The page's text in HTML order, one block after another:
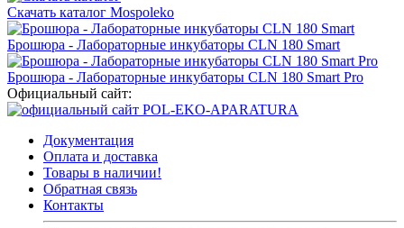
Скачать каталог Mospoleko
Брошюра - Лабораторные инкубаторы CLN 180 Smart
Брошюра - Лабораторные инкубаторы CLN 180 Smart Pro
Официальный сайт:
Документация
Оплата и доставка
Товары в наличии!
Обратная связь
Контакты